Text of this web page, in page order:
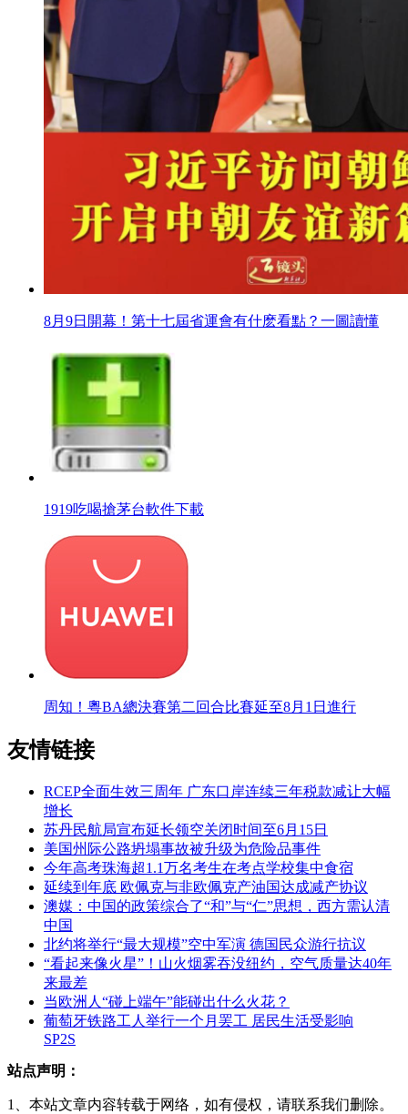
8月9日開幕！第十七屆省運會有什麽看點？一圖讀懂
1919吃喝搶茅台軟件下載
周知！粵BA總決賽第二回合比賽延至8月1日進行
友情链接
RCEP全面生效三周年 广东口岸连续三年税款减让大幅
增长
苏丹民航局宣布延长领空关闭时间至6月15日
美国州际公路坍塌事故被升级为危险品事件
今年高考珠海超1.1万名考生在考点学校集中食宿
延续到年底 欧佩克与非欧佩克产油国达成减产协议
澳媒：中国的政策综合了“和”与“仁”思想，西方需认清
中国
北约将举行“最大规模”空中军演 德国民众游行抗议
“看起来像火星”！山火烟雾吞没纽约，空气质量达40年
来最差
当欧洲人“碰上端午”能碰出什么火花？
葡萄牙铁路工人举行一个月罢工 居民生活受影响
SP2S
站点声明：
1、本站文章内容转载于网络，如有侵权，请联系我们删除。